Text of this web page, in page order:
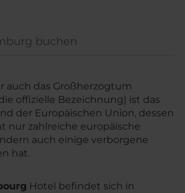
buchen
auch das Großherzogtum
offizielle Bezeichnung) ist das
der Europäischen Union, dessen
nur zahlreiche europäische
auch einige verborgene
hat.
Hotel befindet sich in